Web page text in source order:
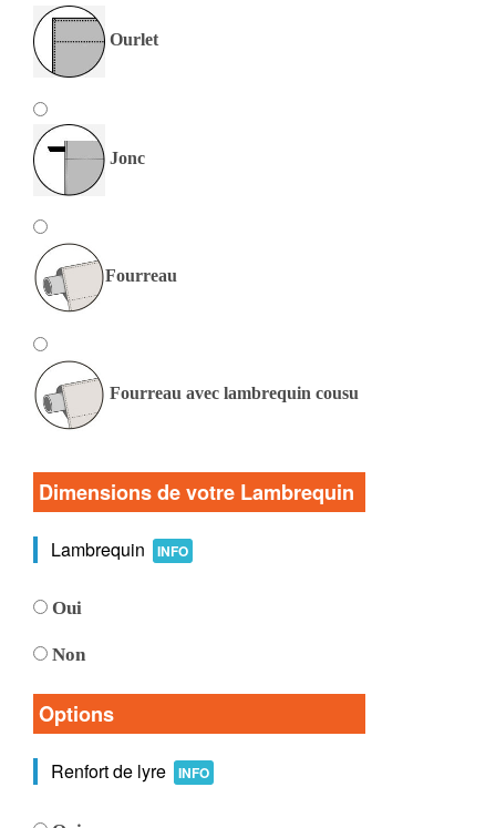
Ourlet
Jonc
Fourreau
Fourreau avec lambrequin cousu
Dimensions de votre Lambrequin
Lambrequin INFO
Oui
Non
Options
Renfort de lyre INFO